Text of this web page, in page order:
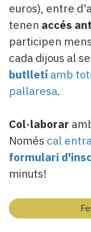
euros), entre
tenen accés
participen
cada dijous al
butlletí amb
pallaresa.
Col·laborar
Només cal
formulari
minuts!